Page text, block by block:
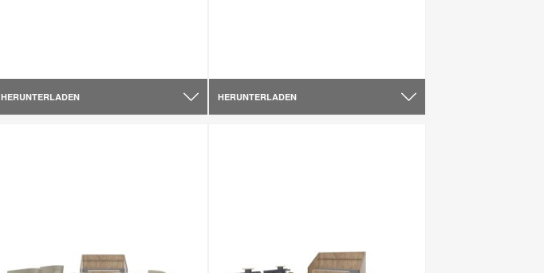
HERUNTERLADEN HERUNTERLADEN